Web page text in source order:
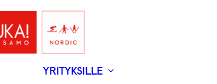
YRITYKSILLE